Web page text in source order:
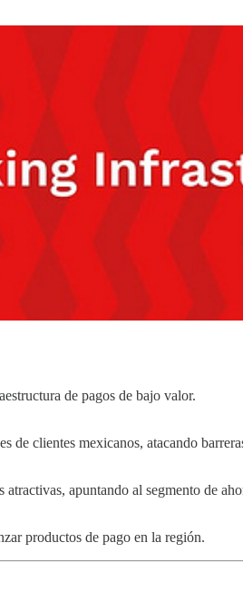
de pagos de bajo valor.
de clientes mexicanos, atacando
apuntando al segmento de
productos de pago en la región.